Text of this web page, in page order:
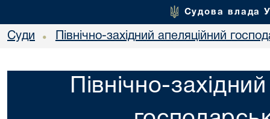
Судова влада
Суди • Північно-західний апеляційний
Північно-